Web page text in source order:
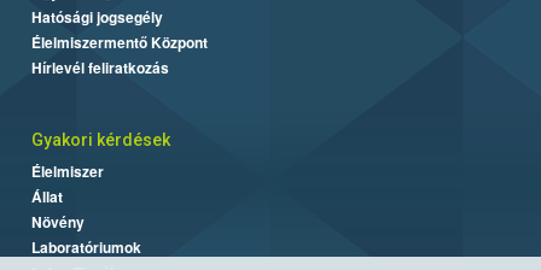
Hatósági jogsegély
Élelmiszermentő Központ
Hírlevél feliratkozás
Gyakori kérdések
Élelmiszer
Állat
Növény
Laboratóriumok